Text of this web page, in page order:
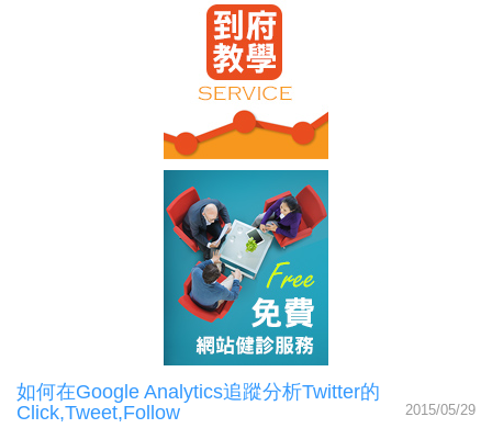
如何在Google Analytics追蹤分析Twitter的
Click,Tweet,Follow
2015/05/29